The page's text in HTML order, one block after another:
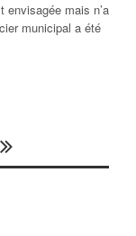
mais n’a
municipal a été